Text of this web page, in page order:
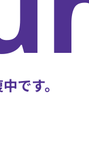
です。